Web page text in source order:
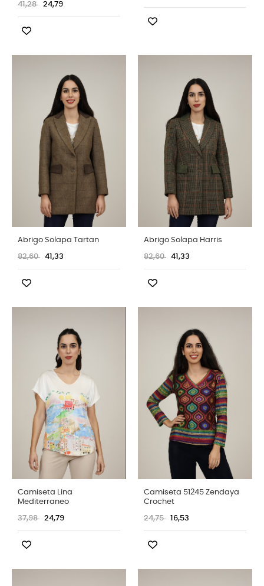
41,28 24,79
Abrigo Solapa Tartan
82,60 41,33
Abrigo Solapa Harris
82,60 41,33
Camiseta Lina
Mediterraneo
37,98 24,79
Camiseta 51245 Zendaya
Crochet
24,75 16,53